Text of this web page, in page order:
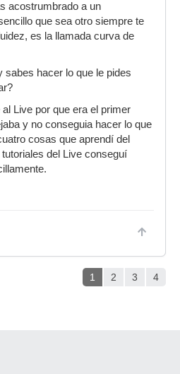
acostrumbrado a un
que sea otro siempre te
es la llamada curva de
sabes hacer lo que le pides
Live por que era el primer
y no conseguia hacer lo que
cosas que aprendí del
del Live conseguí
1 2 3 4